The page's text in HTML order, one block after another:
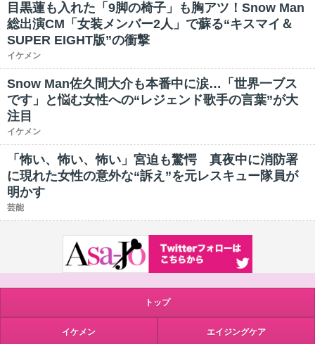
目黒蓮も入れた「9脚の椅子」も胸アツ！Snow Man
総出演CM「女装メンバー2人」で蘇る“キスマイ＆
SUPER EIGHT版”の衝撃
イケメン
Snow Man佐久間大介も本番中に涙…「世界一ブス
です」と悩む女性への“レジェンド歌手の言葉”が大
注目
イケメン
「怖い、怖い、怖い」宮迫も驚愕 真夜中に消防署
に現れた女性の意外な“訴え”を元レスキュー隊員が
明かす
芸能
トップ
イケメン エイジングケア